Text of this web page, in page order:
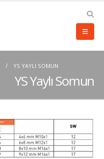
YS YAYLI SOMUN
YS Yaylı Somun